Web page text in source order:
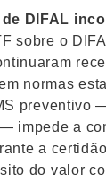
DIFAL
sobre o
normas
preventivo
impede a
a
do valor